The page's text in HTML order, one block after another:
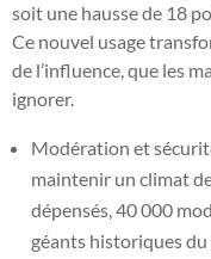
soit une hausse de 18
Ce nouvel usage
de l’influence, que les
ignorer.
Modération et
maintenir un climat
dépensés, 40 000
géants historiques